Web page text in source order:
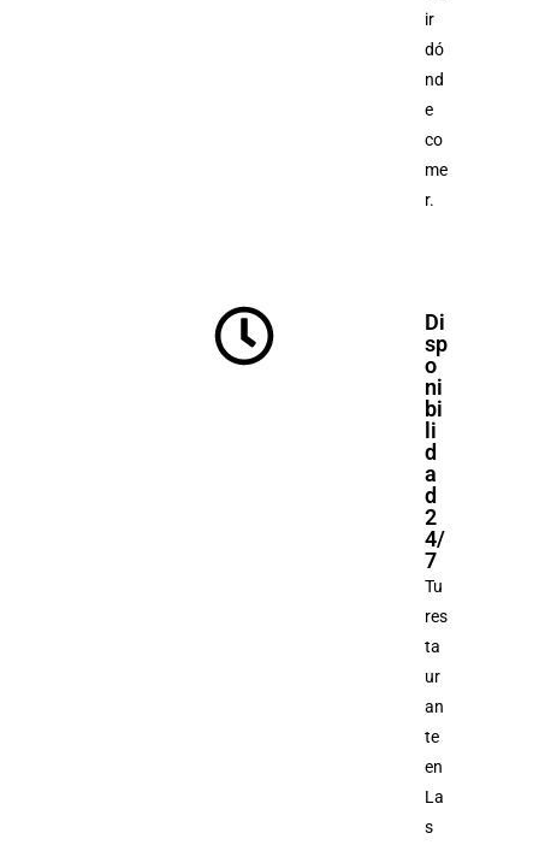
ir
dó
nd
e
co
me
r.
Di
sp
o
ni
bi
li
d
a
d
2
4/
7
Tu
res
ta
ur
an
te
en
La
s